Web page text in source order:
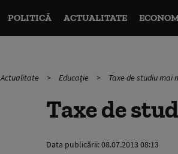
POLITICĂ ACTUALITATE
Actualitate Educație Taxe de studiu mai
Taxe de
Data publicării:08.07.2013 08:13